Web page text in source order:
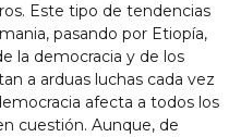
Este tipo de tendencias
pasando por Etiopía,
la democracia y de los
a arduas luchas cada vez
afecta a todos los
cuestión. Aunque, de